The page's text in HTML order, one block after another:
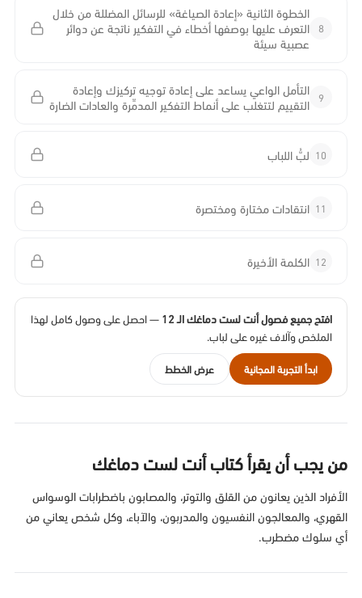
8
الخطوة الثانية «إعادة الصياغة» للرسائل المضللة من خلال
التعرف عليها بوصفها أخطاء في التفكير ناتجة عن دوائر
عصبية سيئة
9 التأمل الواعي يساعد على إعادة توجيه تركيزك وإعادة
التقييم لتتغلب على أنماط التفكير المدمِّرة والعادات الضارة
10 لبُّ اللباب
11 انتقادات مختارة ومختصرة
12 الكلمة الأخيرة
افتح جميع فصول أنت لست دماغك الـ 12
— احصل على وصول كامل لهذا
الملخص وآلاف غيره على لباب.
ابدأ التجربة المجانية عرض الخطط
من يجب أن يقرأ كتاب أنت لست دماغك
الأفراد الذين يعانون من القلق والتوتر، والمصابون باضطرابات الوسواس
القهري، والمعالجون النفسيون والمدربون، والآباء، وكل شخص يعاني من
أي سلوك مضطرب.